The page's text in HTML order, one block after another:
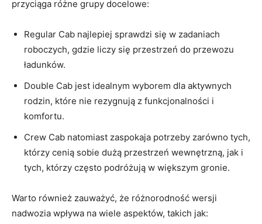
przyciąga różne grupy docelowe:
Regular Cab najlepiej sprawdzi się w zadaniach
roboczych, gdzie liczy się przestrzeń do przewozu
ładunków.
Double Cab jest idealnym wyborem dla aktywnych
rodzin, które nie rezygnują z funkcjonalności i
komfortu.
Crew Cab natomiast zaspokaja potrzeby zarówno tych,
którzy cenią sobie dużą przestrzeń wewnętrzną, jak i
tych, którzy często podróżują w większym gronie.
Warto również zauważyć, że różnorodność wersji
nadwozia wpływa na wiele aspektów, takich jak: